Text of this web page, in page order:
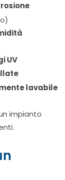
UV
lavabile
impianto